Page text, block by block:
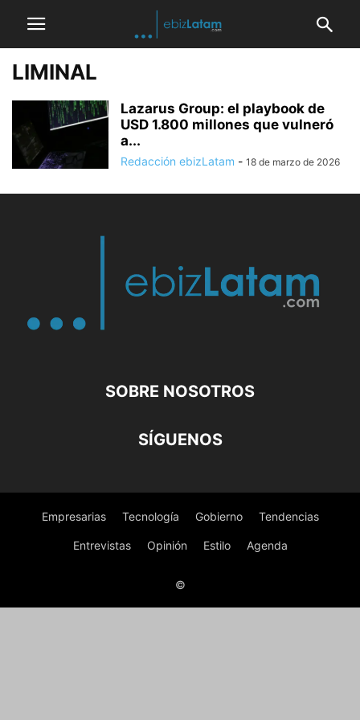
LIMINAL
Lazarus Group: el playbook de
USD 1.800 millones que vulneró
a...
Redacción ebizLatam - 18 de marzo de 2026
SOBRE NOSOTROS
SÍGUENOS
Empresarias Tecnología Gobierno Tendencias
Entrevistas Opinión Estilo Agenda
©